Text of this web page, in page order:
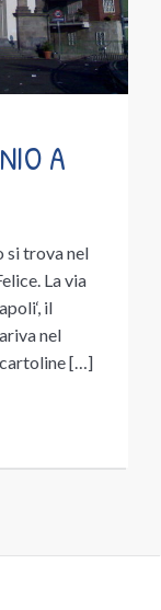
A
si trova nel
La via
il
nel
[…]